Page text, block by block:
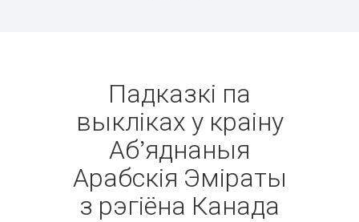
Падказкі па
выкліках у краіну
Аб’яднаныя
Арабскія Эміраты
з рэгіёна Канада